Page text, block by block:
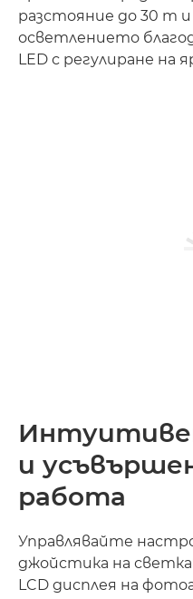
разстояние до 30 m
осветлението
LED с регулиране на
и
работа
Управлявайте
джойстика на
LCD дисплея на